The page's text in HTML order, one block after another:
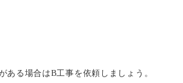
ある場合はB工事を依頼しましょう。